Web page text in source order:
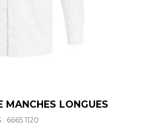
MANCHES LONGUES
: 6665.1120